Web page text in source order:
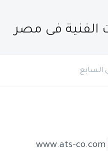
الفنية فى مصر
السابع
www.ats-co.com